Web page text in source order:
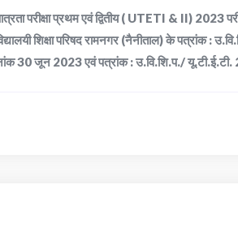
परीक्षा प्रथम एवं द्वितीय ( UTETI & II) 2023
शिक्षा परिषद रामनगर (नैनीताल) के पत्रांक :
30 जून 2023 एवं पत्रांक : उ.वि.शि.प./